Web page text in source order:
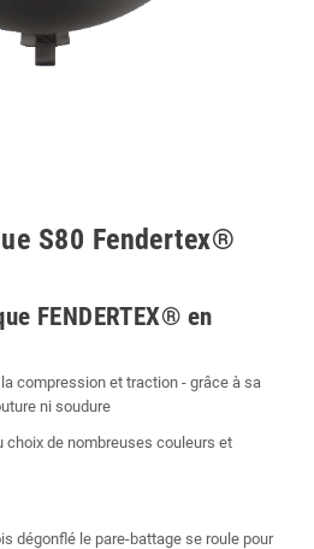
S80 Fendertex®
FENDERTEX® en
compression et traction - grâce à sa
ni soudure
choix de nombreuses couleurs et
dégonflé le pare-battage se roule pour